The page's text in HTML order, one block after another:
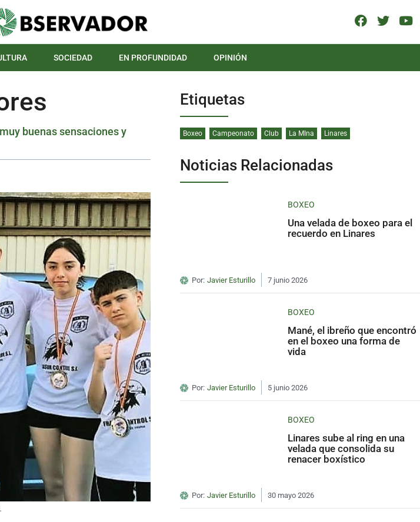
SOCIEDAD EN PROFUNDIDAD OPINIÓN
buenas sensaciones y
Etiquetas
Boxeo Campeonato Club La MIna Linares
Noticias Relacionadas
BOXEO
Una velada de boxeo para el
recuerdo en Linares
Por: Javier Esturillo 7 junio 2026
BOXEO
Mané, el ibreño que encontró
en el boxeo una forma de
vida
Por: Javier Esturillo 5 junio 2026
BOXEO
Linares sube al ring en una
velada que consolida su
renacer boxístico
Por: Javier Esturillo 30 mayo 2026